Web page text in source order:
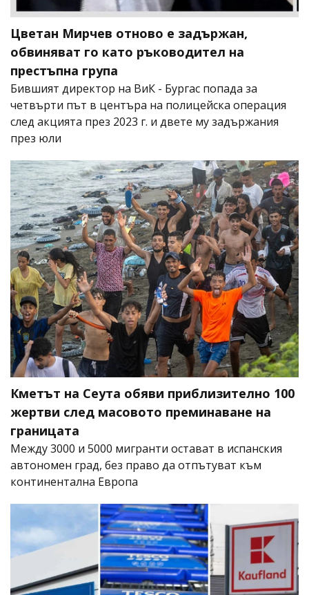
Цветан Мирчев отново е задържан,
обвиняват го като ръководител на
престъпна група
Бившият директор на ВиК - Бургас попада за
четвърти път в центъра на полицейска операция
след акцията през 2023 г. и двете му задържания
през юли
Кметът на Сеута обяви приблизително 100
жертви след масовото преминаване на
границата
Между 3000 и 5000 мигранти остават в испанския
автономен град, без право да отпътуват към
континентална Европа